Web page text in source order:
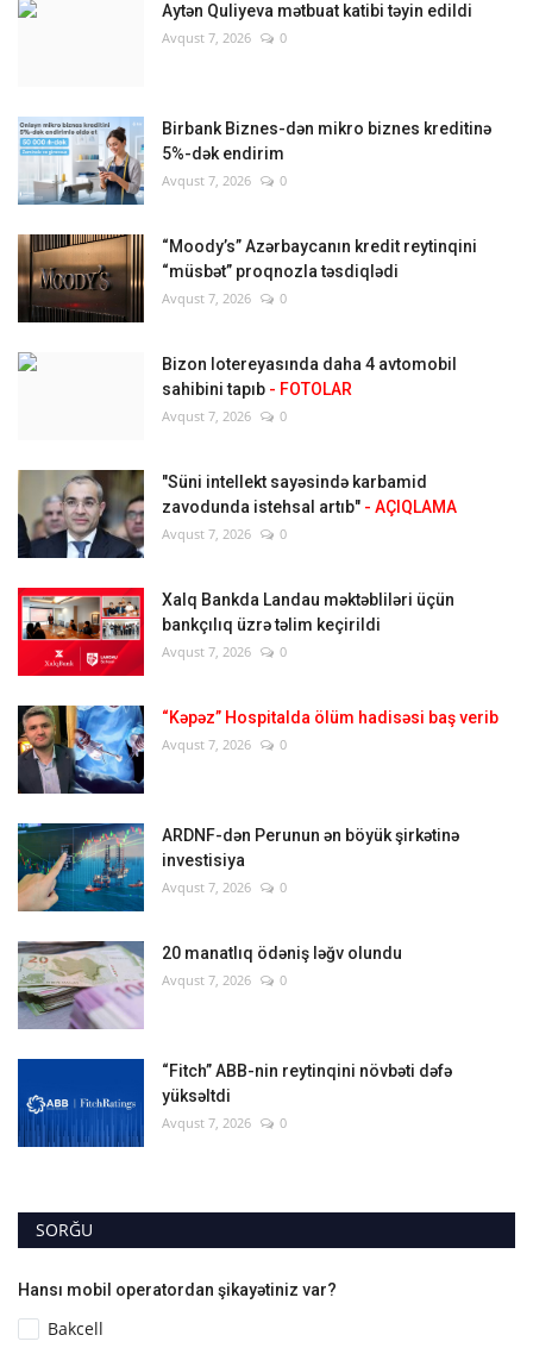
Aytən Quliyeva mətbuat katibi təyin edildi
Avqust 7, 2026 0
Birbank Biznes-dən mikro biznes kreditinə
5%-dək endirim
Avqust 7, 2026 0
“Moody’s” Azərbaycanın kredit reytinqini
“müsbət” proqnozla təsdiqlədi
Avqust 7, 2026 0
Bizon lotereyasında daha 4 avtomobil
sahibini tapıb - FOTOLAR
Avqust 7, 2026 0
"Süni intellekt sayəsində karbamid
zavodunda istehsal artıb" - AÇIQLAMA
Avqust 7, 2026 0
Xalq Bankda Landau məktəbliləri üçün
bankçılıq üzrə təlim keçirildi
Avqust 7, 2026 0
“Kəpəz” Hospitalda ölüm hadisəsi baş verib
Avqust 7, 2026 0
ARDNF-dən Perunun ən böyük şirkətinə
investisiya
Avqust 7, 2026 0
20 manatlıq ödəniş ləğv olundu
Avqust 7, 2026 0
“Fitch” ABB-nin reytinqini növbəti dəfə
yüksəltdi
Avqust 7, 2026 0
SORĞU
Hansı mobil operatordan şikayətiniz var?
Bakcell